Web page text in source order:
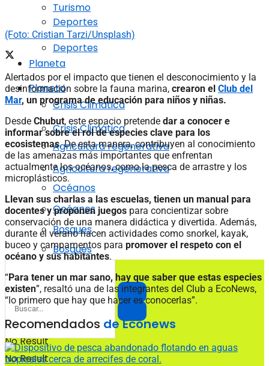
Deportes
Planeta
Crisis Climática
Agricultura regenerativa
Océanos
Bosques
No Result
Turismo
Deportes
Planeta
Crisis Climática
Agricultura regenerativa
Océanos
Bosques
No Result
(Foto: Cristian Tarzi/Unsplash)
Alertados por el impacto que tienen el desconocimiento y la
desinformación sobre la fauna marina, crearon el Club del
Mar, un programa de educación para niños y niñas.
Desde Chubut, este espacio pretende dar a conocer e
informar sobre el rol de especies clave para los
ecosistemas. De esta manera, contribuyen al conocimiento
de las amenazas más importantes que enfrentan
actualmente los océanos, como la pesca de arrastre y los
microplásticos.
Llevan sus charlas a las escuelas, tienen un manual para
docentes y proponen juegos para concientizar sobre
conservación de una manera didáctica y divertida. Además,
durante el verano hacen actividades como snorkel, kayak,
buceo y campamentos para promover el respeto con el
océano y sus habitantes.
“Para tener un mar sano, hay que saber que estas especies
existen”, resaltó una de las integrantes del Club a EcoNews,
“lo primero que hay que hacer es conocerlas”.
Recomendados de Econews